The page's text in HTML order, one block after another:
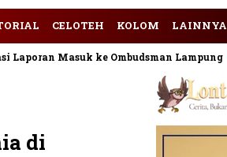
CELOTEH KOLOM LAINNYA
Masuk ke Ombudsman Lampung
di